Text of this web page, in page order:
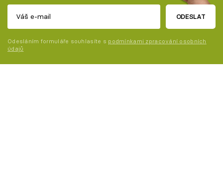
ODESLAT
Odesláním formuláře souhlasíte s podmínkami zpracování osobních
údajů